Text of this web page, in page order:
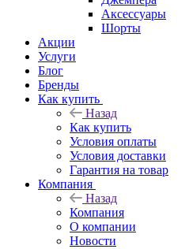
Аксессуары
Шорты
Акции
Услуги
Блог
Бренды
Как купить
Назад
Как купить
Условия оплаты
Условия доставки
Гарантия на товар
Компания
Назад
Компания
О компании
Новости